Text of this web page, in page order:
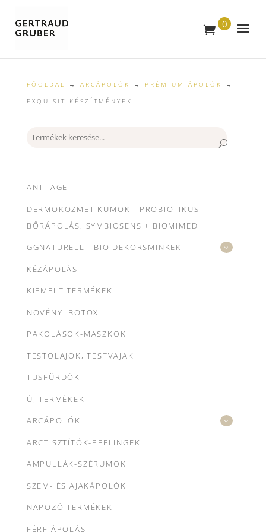
0
T
M
FŐOLDAL → ARCÁPOLÓK → PRÉMIUM ÁPOLÓK
→
EXQUISIT KÉSZÍTMÉNYEK
Keresés
ANTI-AGE
DERMOKOZMETIKUMOK - PROBIOTIKUS
BŐRÁPOLÁS, SYMBIOSENS + BIOMIMED
GGNATURELL - BIO DEKORSMINKEK
KÉZÁPOLÁS
KIEMELT TERMÉKEK
NÖVÉNYI BOTOX
PAKOLÁSOK-MASZKOK
TESTOLAJOK, TESTVAJAK
TUSFÜRDŐK
ÚJ TERMÉKEK
ARCÁPOLÓK
ARCTISZTÍTÓK-PEELINGEK
AMPULLÁK-SZÉRUMOK
SZEM- ÉS AJAKÁPOLÓK
NAPOZÓ TERMÉKEK
FÉRFIÁPOLÁS